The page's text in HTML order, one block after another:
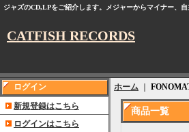
ジャズのCD,LPをご紹介します。メジャーからマイナー、
CATFISH RECORDS
ログイン
新規登録はこちら
ログインはこちら
ホーム
商品一覧